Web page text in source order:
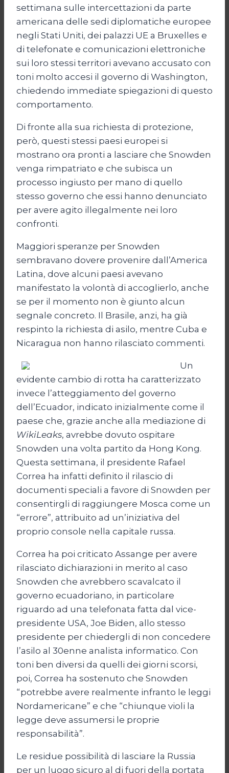
settimana sulle intercettazioni da parte
americana delle sedi diplomatiche europee
negli Stati Uniti, dei palazzi UE a Bruxelles e
di telefonate e comunicazioni elettroniche
sui loro stessi territori avevano accusato con
toni molto accesi il governo di Washington,
chiedendo immediate spiegazioni di questo
comportamento.
Di fronte alla sua richiesta di protezione,
però, questi stessi paesi europei si
mostrano ora pronti a lasciare che Snowden
venga rimpatriato e che subisca un
processo ingiusto per mano di quello
stesso governo che essi hanno denunciato
per avere agito illegalmente nei loro
confronti.
Maggiori speranze per Snowden
sembravano dovere provenire dall’America
Latina, dove alcuni paesi avevano
manifestato la volontà di accoglierlo, anche
se per il momento non è giunto alcun
segnale concreto. Il Brasile, anzi, ha già
respinto la richiesta di asilo, mentre Cuba e
Nicaragua non hanno rilasciato commenti.
Un
evidente cambio di rotta ha caratterizzato
invece l’atteggiamento del governo
dell’Ecuador, indicato inizialmente come il
paese che, grazie anche alla mediazione di
WikiLeaks, avrebbe dovuto ospitare
Snowden una volta partito da Hong Kong.
Questa settimana, il presidente Rafael
Correa ha infatti definito il rilascio di
documenti speciali a favore di Snowden per
consentirgli di raggiungere Mosca come un
“errore”, attribuito ad un’iniziativa del
proprio console nella capitale russa.
Correa ha poi criticato Assange per avere
rilasciato dichiarazioni in merito al caso
Snowden che avrebbero scavalcato il
governo ecuadoriano, in particolare
riguardo ad una telefonata fatta dal vice-
presidente USA, Joe Biden, allo stesso
presidente per chiedergli di non concedere
l’asilo al 30enne analista informatico. Con
toni ben diversi da quelli dei giorni scorsi,
poi, Correa ha sostenuto che Snowden
“potrebbe avere realmente infranto le leggi
Nordamericane” e che “chiunque violi la
legge deve assumersi le proprie
responsabilità”.
Le residue possibilità di lasciare la Russia
per un luogo sicuro al di fuori della portata